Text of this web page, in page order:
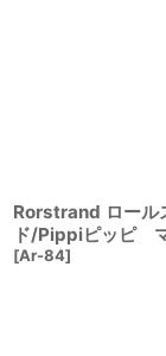
Rorstrand ロール
ド/Pippiピッピ
[Ar-84]